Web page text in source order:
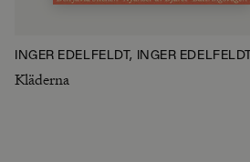
INGER EDELFELDT, INGER EDELFELDT
Kläderna